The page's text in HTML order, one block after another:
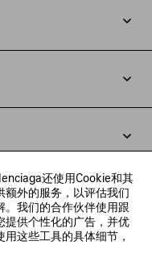
还使用Cookie和其
额外的服务，以评估我们
。我们的合作伙伴使用跟
提供个性化的广告，并优
这些工具的具体细节，